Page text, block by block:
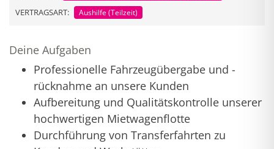
VERTRAGSART: Aushilfe (Teilzeit)
Deine Aufgaben
Professionelle Fahrzeugübergabe und -
rücknahme an unsere Kunden
Aufbereitung und Qualitätskontrolle unserer
hochwertigen Mietwagenflotte
Durchführung von Transferfahrten zu